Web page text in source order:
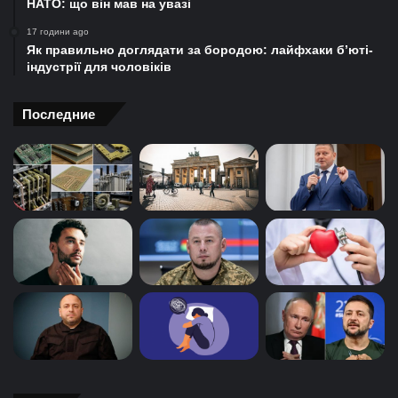
НАТО: що він мав на увазі
17 години ago
Як правильно доглядати за бородою: лайфхаки б’юті-
індустрії для чоловіків
Последние